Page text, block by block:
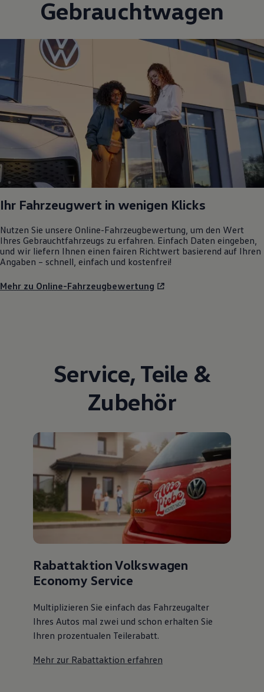
Gebrauchtwagen
Ihr Fahrzeugwert in wenigen Klicks
Nutzen Sie unsere Online-Fahrzeugbewertung, um den Wert
Ihres Gebrauchtfahrzeugs zu erfahren. Einfach Daten eingeben,
und wir liefern Ihnen einen fairen Richtwert basierend auf Ihren
Angaben – schnell, einfach und kostenfrei!
Mehr zu Online-Fahrzeugbewertung
Service, Teile &
Zubehör
Rabattaktion Volkswagen
Economy Service
Multiplizieren Sie einfach das Fahrzeugalter
Ihres Autos mal zwei und schon erhalten Sie
Ihren prozentualen Teilerabatt.
Mehr zur Rabattaktion erfahren